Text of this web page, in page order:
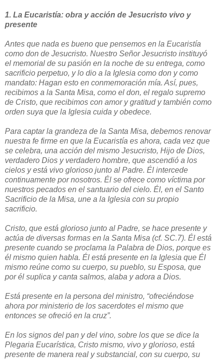
1. La Eucaristía: obra y acción de Jesucristo vivo y
presente
Antes que nada es bueno que pensemos en la Eucaristía
como don de Jesucristo. Nuestro Señor Jesucristo instituyó
el memorial de su pasión en la noche de su entrega, como
sacrificio perpetuo, y lo dio a la Iglesia como don y como
mandato: Hagan esto en conmemoración mía. Así, pues,
recibimos a la Santa Misa, como el don, el regalo supremo
de Cristo, que recibimos con amor y gratitud y también como
orden suya que la Iglesia cuida y obedece.
Para captar la grandeza de la Santa Misa, debemos renovar
nuestra fe firme en que la Eucaristía es ahora, cada vez que
se celebra, una acción del mismo Jesucristo, Hijo de Dios,
verdadero Dios y verdadero hombre, que ascendió a los
cielos y está vivo glorioso junto al Padre. Él intercede
continuamente por nosotros. Él se ofrece como víctima por
nuestros pecados en el santuario del cielo. Él, en el Santo
Sacrificio de la Misa, une a la Iglesia con su propio
sacrificio.
Cristo, que está glorioso junto al Padre, se hace presente y
actúa de diversas formas en la Santa Misa (cf. SC.7). Él está
presente cuando se proclama la Palabra de Dios, porque es
él mismo quien habla. Él está presente en la Iglesia que Él
mismo reúne como su cuerpo, su pueblo, su Esposa, que
por él suplica y canta salmos, alaba y adora a Dios.
Está presente en la persona del ministro, “ofreciéndose
ahora por ministerio de los sacerdotes el mismo que
entonces se ofreció en la cruz”.
En los signos del pan y del vino, sobre los que se dice la
Plegaria Eucarística, Cristo mismo, vivo y glorioso, está
presente de manera real y substancial, con su cuerpo, su